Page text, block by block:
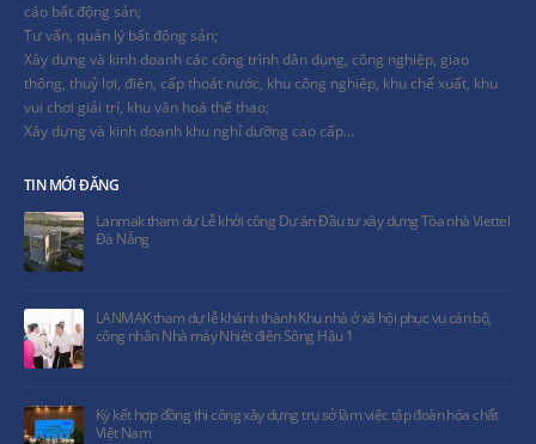
cáo bất động sản;
Tư vấn, quản lý bất động sản;
Xây dựng và kinh doanh các công trình dân dụng, công nghiệp, giao
thông, thuỷ lợi, điện, cấp thoát nước, khu công nghiệp, khu chế xuất, khu
vui chơi giải trí, khu văn hoá thể thao;
Xây dựng và kinh doanh khu nghỉ dưỡng cao cấp…
TIN MỚI ĐĂNG
Lanmak tham dự Lễ khởi công Dự án Đầu tư xây dựng Tòa nhà Viettel
Đà Nẵng
LANMAK tham dự lễ khánh thành Khu nhà ở xã hội phục vụ cán bộ,
công nhân Nhà máy Nhiệt điện Sông Hậu 1
Ký kết hợp đồng thi công xây dựng trụ sở làm việc tập đoàn hóa chất
Việt Nam